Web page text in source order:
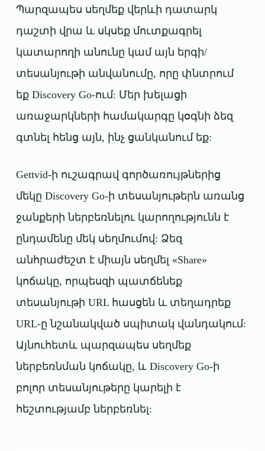
Պարզապես սեղմեք վերևի դատարկ
դաշտի վրա և սկսեք մուտքագրել
կատարողի անունը կամ այն ​​երգի/
տեսանյութի անվանումը, որը փնտրում
եք Discovery Go-ում: Մեր խելացի
առաջարկների համակարգը կօգնի ձեզ
գտնել հենց այն, ինչ ցանկանում եք:
Gettvid-ի ուշագրավ գործառույթներից
մեկը Discovery Go-ի տեսանյութերն առանց
ջանքերի ներբեռնելու կարողությունն է
ընդամենը մեկ սեղմումով: Ձեզ
անհրաժեշտ է միայն սեղմել «Share»
կոճակը, որպեսզի պատճենեք
տեսանյութի URL հասցեն և տեղադրեք
URL-ը նշանակված սպիտակ վանդակում:
Այնուհետև պարզապես սեղմեք
ներբեռնման կոճակը, և Discovery Go-ի
բոլոր տեսանյութերը կարելի է
հեշտությամբ ներբեռնել: